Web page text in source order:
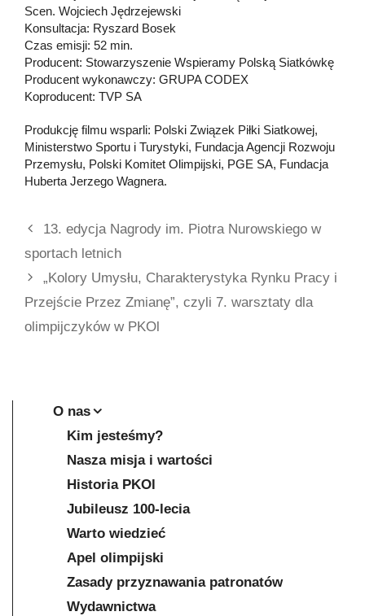
Scen. Wojciech Jędrzejewski
Konsultacja: Ryszard Bosek
Czas emisji: 52 min.
Producent: Stowarzyszenie Wspieramy Polską Siatkówkę
Producent wykonawczy: GRUPA CODEX
Koproducent: TVP SA
Produkcję filmu wsparli: Polski Związek Piłki Siatkowej,
Ministerstwo Sportu i Turystyki, Fundacja Agencji Rozwoju
Przemysłu, Polski Komitet Olimpijski, PGE SA, Fundacja
Huberta Jerzego Wagnera.
13. edycja Nagrody im. Piotra Nurowskiego w
sportach letnich
„Kolory Umysłu, Charakterystyka Rynku Pracy i
Przejście Przez Zmianę”, czyli 7. warsztaty dla
olimpijczyków w PKOl
O nas
Kim jesteśmy?
Nasza misja i wartości
Historia PKOl
Jubileusz 100-lecia
Warto wiedzieć
Apel olimpijski
Zasady przyznawania patronatów
Wydawnictwa